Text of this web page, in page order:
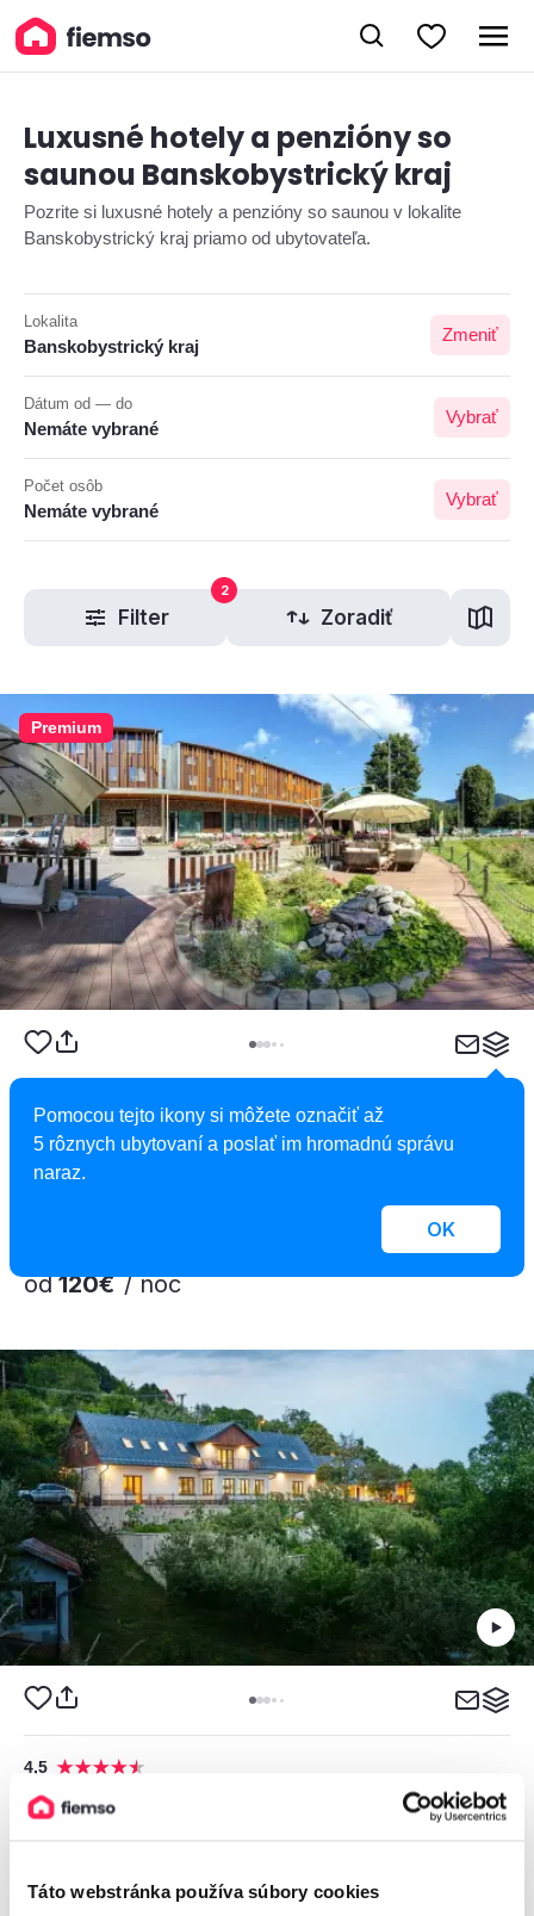
Táto webstránka používa súbory cookies
Luxusné hotely a penzióny so
saunou Banskobystrický kraj
Pozrite si luxusné hotely a penzióny so saunou v lokalite
Banskobystrický kraj priamo od ubytovateľa.
Lokalita
Banskobystrický kraj
Zmeniť
Dátum od — do
Nemáte vybrané
Vybrať
Počet osôb
Nemáte vybrané
Vybrať
Filter
2
Zoradiť
Hotel Salamandra
Hotel, Hodruša - Hámre, Slovensko
47 izieb, 1 - 6 osôb, 22 - 60 m
od120€ / noc
Premium
4,5
Sad nad Klingerom
Pomocou tejto ikony si môžete označiť až
5 rôznych ubytovaní a poslať im hromadnú správu
naraz.
OK